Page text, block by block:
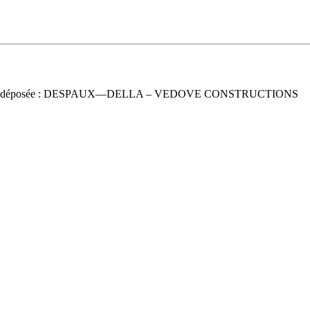
déposée : DESPAUX—DELLA – VEDOVE CONSTRUCTIONS